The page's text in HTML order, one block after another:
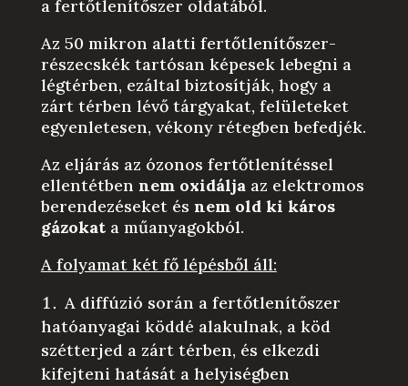
a fertőtlenítőszer oldatából.
Az 50 mikron alatti fertőtlenítőszer-
részecskék tartósan képesek lebegni a
légtérben, ezáltal biztosítják, hogy a
zárt térben lévő tárgyakat, felületeket
egyenletesen, vékony rétegben befedjék.
Az eljárás az ózonos fertőtlenítéssel
ellentétben nem oxidáljaaz elektromos
berendezéseket és nem old ki káros
gázokata műanyagokból.
A folyamat két fő lépésből áll:
A diffúzió során a fertőtlenítőszer
hatóanyagai köddé alakulnak, a köd
szétterjed a zárt térben, és elkezdi
kifejteni hatását a helyiségben